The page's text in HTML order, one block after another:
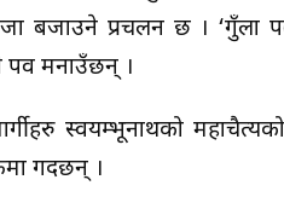
बजाउने प्रचलन छ । ‘गुँला
मनाउँछन् ।
स्वयम्भूनाथको
गर्दछन् ।